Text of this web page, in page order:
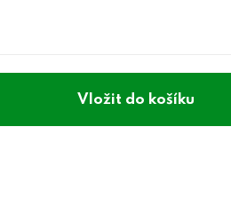
do košíku